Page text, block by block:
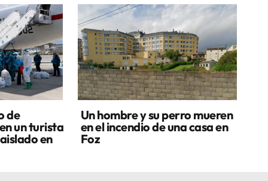
de
un turista
en
Un hombre y su perro mueren
en el incendio de una casa en
Foz